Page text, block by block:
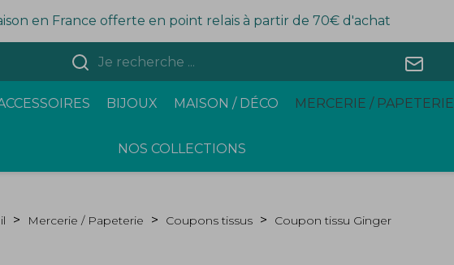
en France offerte en point relais à partir de 70€ d'achat
BIJOUX MAISON / DÉCO MERCERIE / PAPETERIE
NOS COLLECTIONS
Mercerie / Papeterie Coupons tissus Coupon tissu Ginger